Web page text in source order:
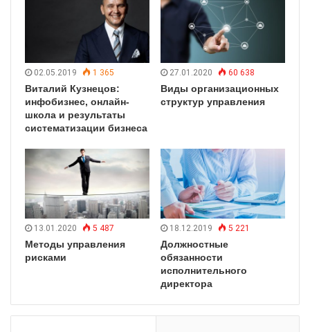
02.05.2019 1 365
Виталий Кузнецов:
инфобизнес, онлайн-
школа и результаты
систематизации бизнеса
27.01.2020 60 638
Виды организационных
структур управления
13.01.2020 5 487
Методы управления
рисками
18.12.2019 5 221
Должностные
обязанности
исполнительного
директора